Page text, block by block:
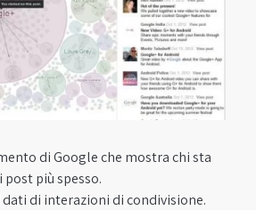
di Google che mostra chi sta
più spesso.
dati di interazioni di condivisione.